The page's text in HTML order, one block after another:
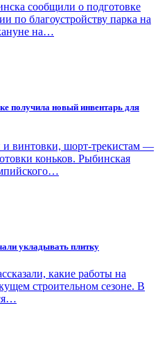
сообщили о подготовке
по благоустройству парка на
на…
получила новый инвентарь для
винтовки, шорт-трекистам —
коньков. Рыбинская
укладывать плитку
какие работы на
строительном сезоне. В